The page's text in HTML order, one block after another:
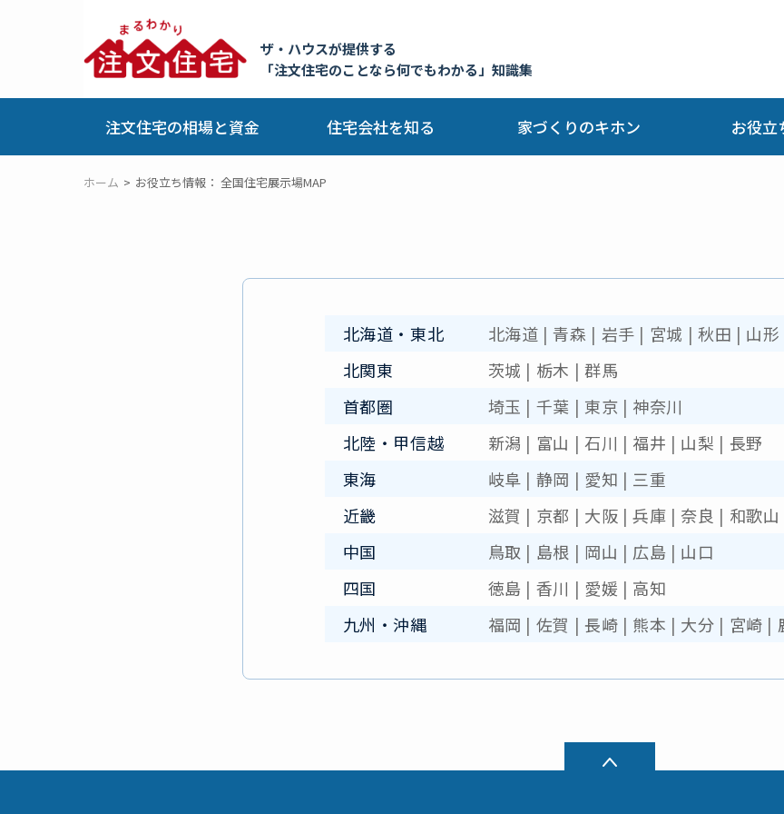
ザ・ハウスが提供する
「注文住宅のことなら何でもわかる」知識集
注文住宅の相場と資金 住宅会社を知る 家づくりのキホン お役立
ホーム お役立ち情報： 全国住宅展示場MAP
北海道・東北 北海道 |青森 | 岩手 | 宮城 | 秋田 | 山形
北関東
茨城 | 栃木 | 群馬
首都圏
埼玉 | 千葉 | 東京 | 神奈川
北陸・甲信越
新潟 | 富山 | 石川 | 福井 | 山梨 | 長野
東海
岐阜 | 静岡 | 愛知 | 三重
近畿
滋賀 | 京都 | 大阪 |兵庫 | 奈良 | 和歌山
中国
鳥取 | 島根 | 岡山 | 広島 | 山口
四国
徳島 | 香川 | 愛媛 | 高知
九州・沖縄
福岡 | 佐賀 | 長崎 | 熊本 | 大分 | 宮崎 |